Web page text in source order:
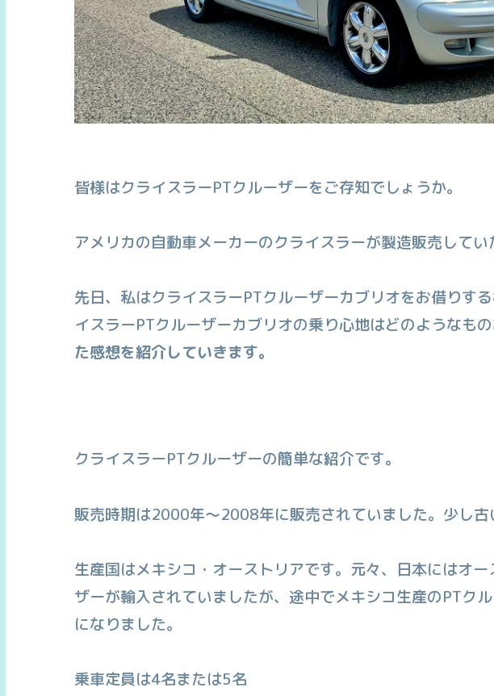
皆様はクライスラーPTクルーザーをご存知でしょうか。
アメリカの自動車メーカーのクライスラーが製造販売してい
先日、私はクライスラーPTクルーザーカブリオをお借りする
イスラーPTクルーザーカブリオの乗り心地はどのようなも
た感想を紹介していきます。
クライスラーPTクルーザーの簡単な紹介です。
販売時期は2000年〜2008年に販売されていました。少し古
生産国はメキシコ・オーストリアです。元々、日本にはオ
ザーが輸入されていましたが、途中でメキシコ生産のPTク
になりました。
乗車定員は4名または5名